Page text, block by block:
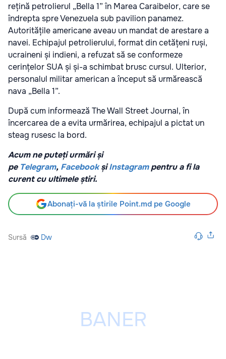
rețină petrolierul „Bella 1” în Marea Caraibelor, care se
îndrepta spre Venezuela sub pavilion panamez.
Autoritățile americane aveau un mandat de arestare a
navei. Echipajul petrolierului, format din cetățeni ruși,
ucraineni și indieni, a refuzat să se conformeze
cerințelor SUA și și-a schimbat brusc cursul. Ulterior,
personalul militar american a început să urmărească
nava „Bella 1”.
După cum informează The Wall Street Journal, în
încercarea de a evita urmărirea, echipajul a pictat un
steag rusesc la bord.
Acum ne puteți urmări și
pe Telegram, Facebook șiInstagrampentru a fi la
curent cu ultimele știri.
Abonați-vă la știrile Point.md pe Google
Sursă Dw